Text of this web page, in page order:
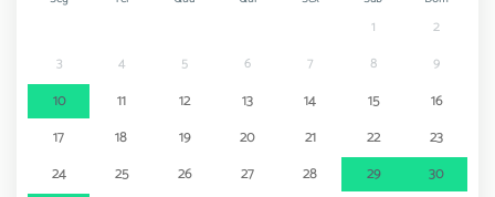
1
2
3
4 5 6 7 8 9
10 11 12 13 14 15
16
17
18 19 20 21 22
23
24
25 26 27 28 29
30